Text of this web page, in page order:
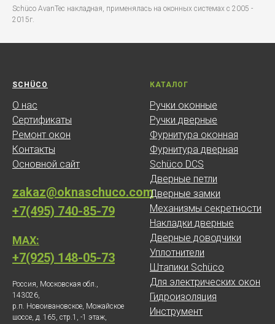
Schüco AvanTec накладная, применялась на оконных системах с 2005 -
2015г.
SCHÜCO
О нас
Сертификаты
Ремонт окон
Контакты
Основной сайт
zakaz@oknaschuco.com
+7(495) 740-85-79
MAX:
+7(925) 148-05-73
Россия, Московская обл.,
143026,
р.п. Новоивановское, Можайское
шоссе, д. 165, стр.1, -1 этаж,
КАТАЛОГ
Ручки оконные
Ручки дверные
Фурнитура оконная
Фурнитура дверная
Schüco DCS
Дверные петли
Дверные замки
Механизмы секретности
Накладки дверные
Дверные доводчики
Уплотнители
Штапики Schüco
Для электрических окон
Гидроизоляция
Инструмент